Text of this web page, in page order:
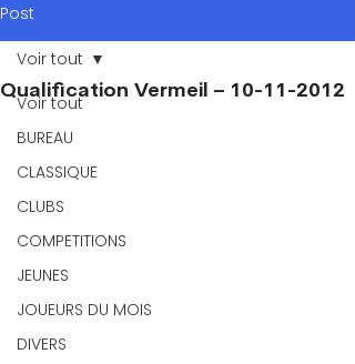
Post
Voir tout
BUREAU
CLASSIQUE
CLUBS
COMPETITIONS
JEUNES
JOUEURS DU MOIS
DIVERS
Voir tout
Qualification Vermeil – 10-11-2012